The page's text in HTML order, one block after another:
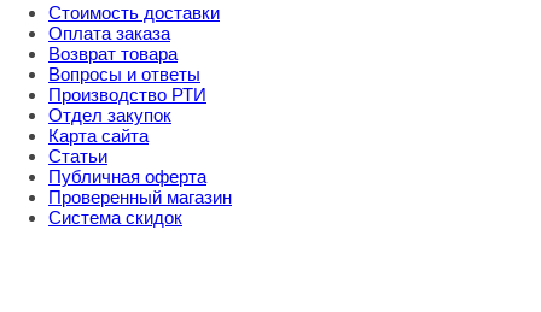
Стоимость доставки
Оплата заказа
Возврат товара
Вопросы и ответы
Производство РТИ
Отдел закупок
Карта сайта
Статьи
Публичная оферта
Проверенный магазин
Система скидок